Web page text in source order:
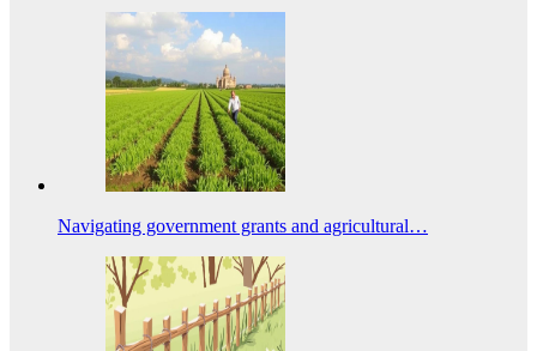
Navigating government grants and agricultural…